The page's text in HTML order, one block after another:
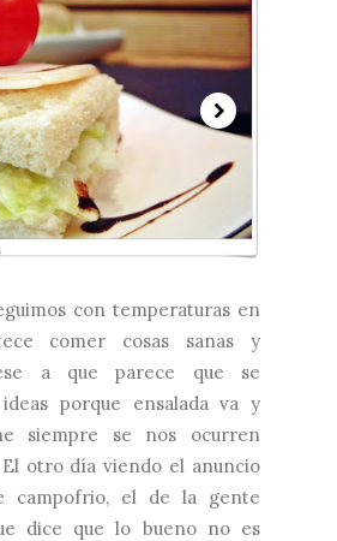
con temperaturas en
comer cosas sanas y
a que parece que se
porque ensalada va y
siempre se nos ocurren
El otro día viendo el anuncio
campofrio, el de la gente
dice que lo bueno no es